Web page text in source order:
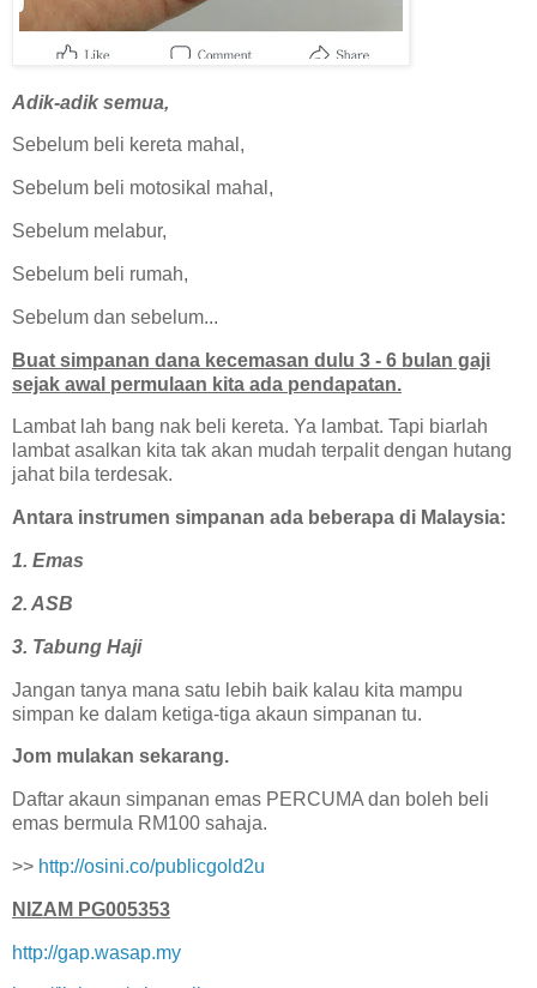
Adik-adik semua,
Sebelum beli kereta mahal,
Sebelum beli motosikal mahal,
Sebelum melabur,
Sebelum beli rumah,
Sebelum dan sebelum...
Buat simpanan dana kecemasan dulu 3 - 6 bulan gaji
sejak awal permulaan kita ada pendapatan.
Lambat lah bang nak beli kereta. Ya lambat. Tapi biarlah
lambat asalkan kita tak akan mudah terpalit dengan hutang
jahat bila terdesak.
Antara instrumen simpanan ada beberapa di Malaysia:
1. Emas
2. ASB
3. Tabung Haji
Jangan tanya mana satu lebih baik kalau kita mampu
simpan ke dalam ketiga-tiga akaun simpanan tu.
Jom mulakan sekarang.
Daftar akaun simpanan emas PERCUMA dan boleh beli
emas bermula RM100 sahaja.
>> http://osini.co/publicgold2u
NIZAM PG005353
http://gap.wasap.my